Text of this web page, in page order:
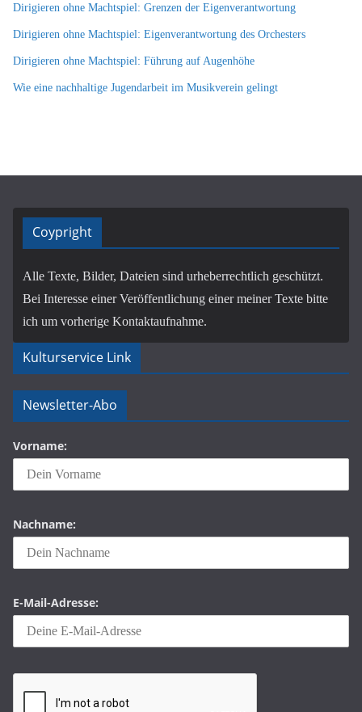
Dirigieren ohne Machtspiel: Grenzen der Eigenverantwortung
Dirigieren ohne Machtspiel: Eigenverantwortung des Orchesters
Dirigieren ohne Machtspiel: Führung auf Augenhöhe
Wie eine nachhaltige Jugendarbeit im Musikverein gelingt
Coypright
Alle Texte, Bilder, Dateien sind urheberrechtlich geschützt.
Bei Interesse einer Veröffentlichung einer meiner Texte bitte
ich um vorherige Kontaktaufnahme.
Kulturservice Link
Newsletter-Abo
Vorname:
Nachname:
E-Mail-Adresse: